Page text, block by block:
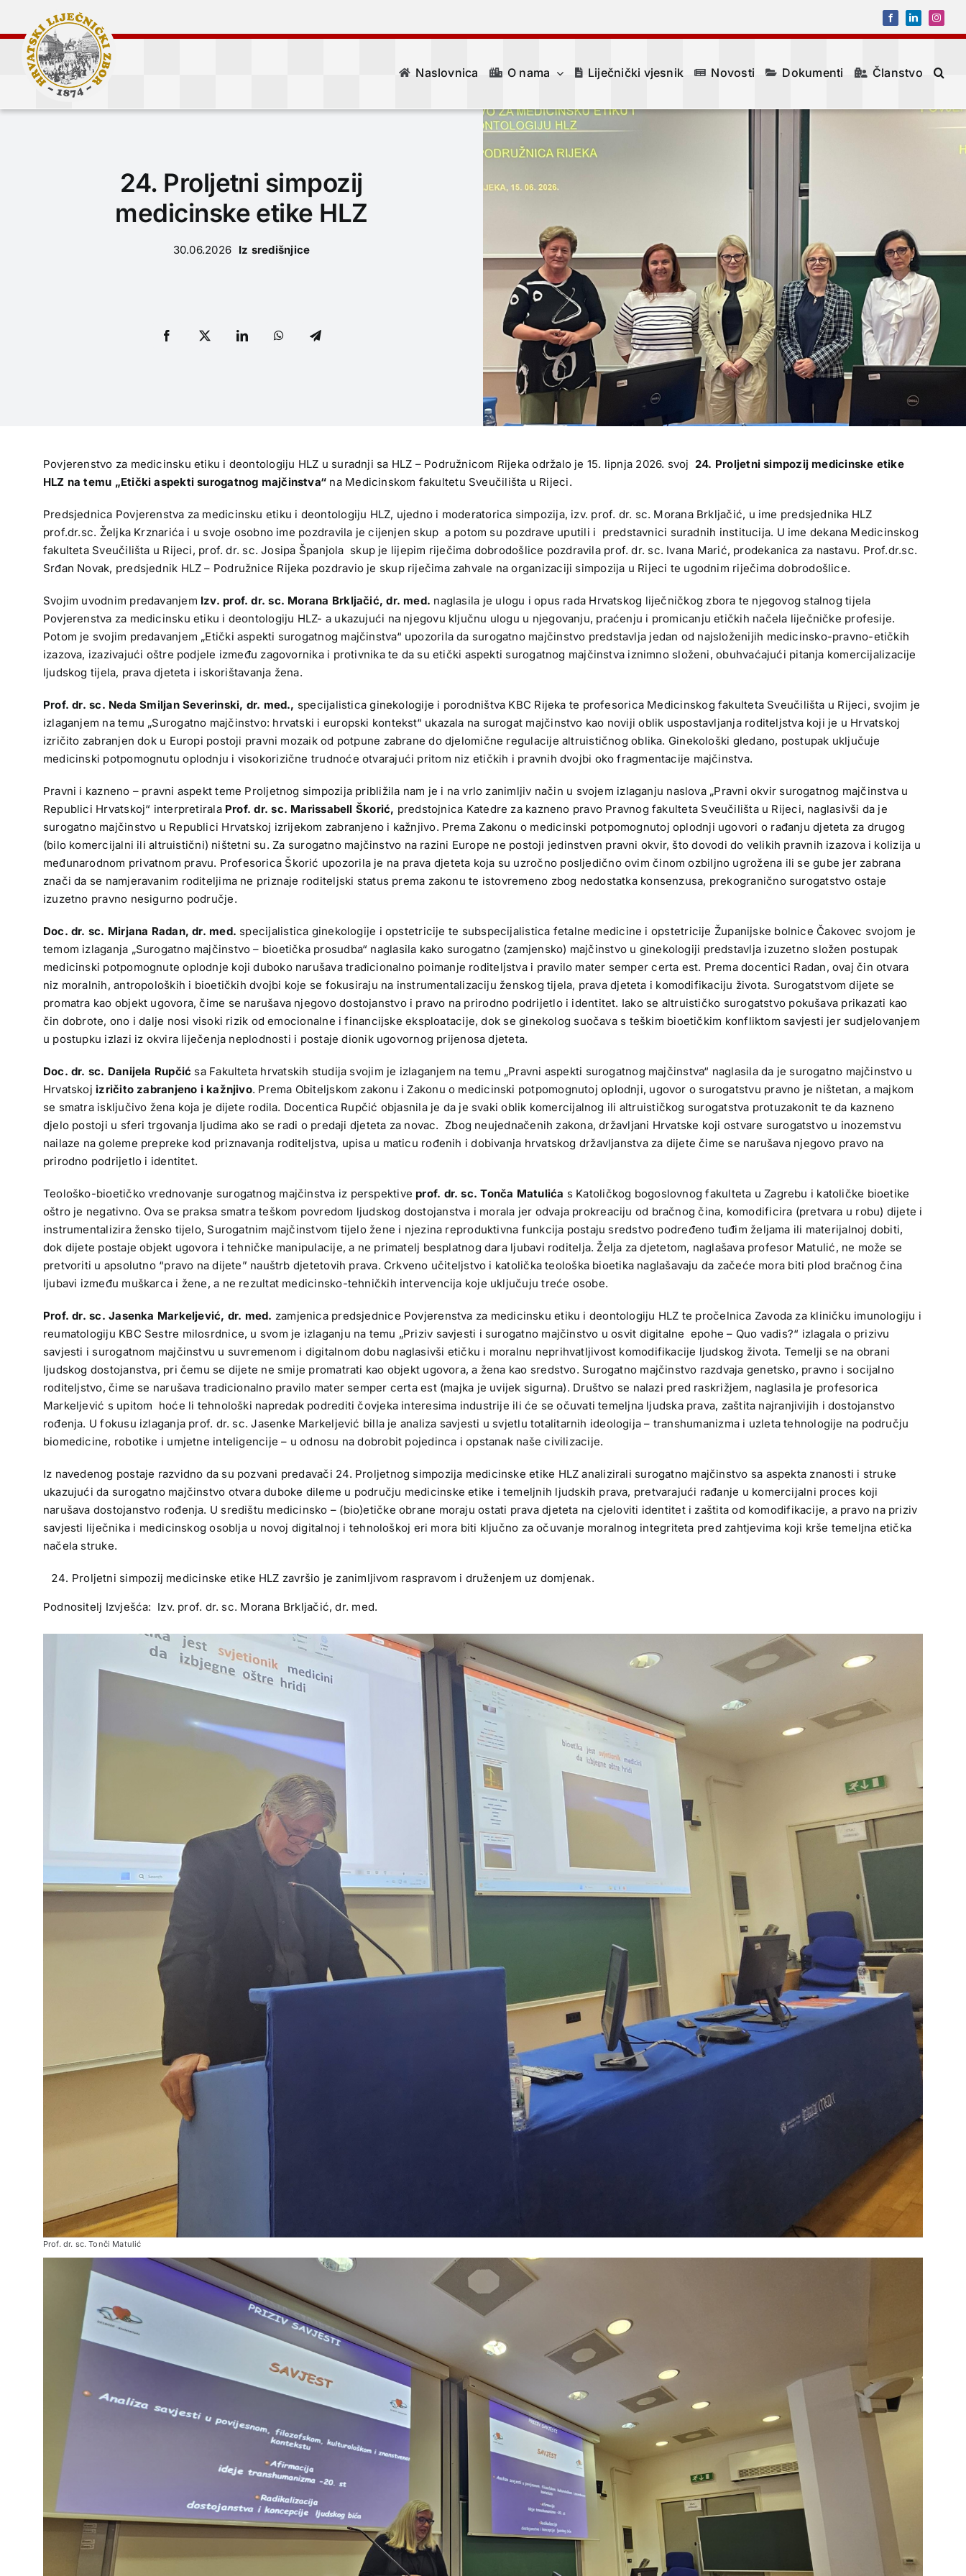
content
FacebookLinkedIn
Naslovnica O nama Liječnički vjesnik Novosti Dokumenti Članstvo
24. Proljetni simpozij
medicinske etike HLZ
30.06.2026 Iz središnjice
Povjerenstvo za medicinsku etiku i deontologiju HLZ u suradnji sa HLZ – Podružnicom Rijeka održalo je 15. lipnja 2026. svoj 24. Proljetni simpozij medicinske etike
HLZ na temu „Etički aspekti surogatnog majčinstva“ na Medicinskom fakultetu Sveučilišta u Rijeci.
Predsjednica Povjerenstva za medicinsku etiku i deontologiju HLZ, ujedno i moderatorica simpozija, izv. prof. dr. sc. Morana Brkljačić, u ime predsjednika HLZ
prof.dr.sc. Željka Krznarića i u svoje osobno ime pozdravila je cijenjen skup a potom su pozdrave uputili i predstavnici suradnih institucija. U ime dekana Medicinskog
fakulteta Sveučilišta u Rijeci, prof. dr. sc. Josipa Španjola skup je lijepim riječima dobrodošlice pozdravila prof. dr. sc. Ivana Marić, prodekanica za nastavu. Prof.dr.sc.
Srđan Novak, predsjednik HLZ – Podružnice Rijeka pozdravio je skup riječima zahvale na organizaciji simpozija u Rijeci te ugodnim riječima dobrodošlice.
Svojim uvodnim predavanjem Izv. prof. dr. sc. Morana Brkljačić, dr. med. naglasila je ulogu i opus rada Hrvatskog liječničkog zbora te njegovog stalnog tijela
Povjerenstva za medicinsku etiku i deontologiju HLZ- a ukazujući na njegovu ključnu ulogu u njegovanju, praćenju i promicanju etičkih načela liječničke profesije.
Potom je svojim predavanjem „Etički aspekti surogatnog majčinstva“ upozorila da surogatno majčinstvo predstavlja jedan od najsloženijih medicinsko-pravno-etičkih
izazova, izazivajući oštre podjele između zagovornika i protivnika te da su etički aspekti surogatnog majčinstva iznimno složeni, obuhvaćajući pitanja komercijalizacije
ljudskog tijela, prava djeteta i iskorištavanja žena.
Prof. dr. sc. Neda Smiljan Severinski, dr. med., specijalistica ginekologije i porodništva KBC Rijeka te profesorica Medicinskog fakulteta Sveučilišta u Rijeci, svojim je
izlaganjem na temu „Surogatno majčinstvo: hrvatski i europski kontekst“ ukazala na surogat majčinstvo kao noviji oblik uspostavljanja roditeljstva koji je u Hrvatskoj
izričito zabranjen dok u Europi postoji pravni mozaik od potpune zabrane do djelomične regulacije altruističnog oblika. Ginekološki gledano, postupak uključuje
medicinski potpomognutu oplodnju i visokorizične trudnoće otvarajući pritom niz etičkih i pravnih dvojbi oko fragmentacije majčinstva.
Pravni i kazneno – pravni aspekt teme Proljetnog simpozija približila nam je i na vrlo zanimljiv način u svojem izlaganju naslova „Pravni okvir surogatnog majčinstva u
Republici Hrvatskoj“ interpretirala Prof. dr. sc. Marissabell Škorić, predstojnica Katedre za kazneno pravo Pravnog fakulteta Sveučilišta u Rijeci, naglasivši da je
surogatno majčinstvo u Republici Hrvatskoj izrijekom zabranjeno i kažnjivo. Prema Zakonu o medicinski potpomognutoj oplodnji ugovori o rađanju djeteta za drugog
(bilo komercijalni ili altruistični) ništetni su. Za surogatno majčinstvo na razini Europe ne postoji jedinstven pravni okvir, što dovodi do velikih pravnih izazova i kolizija u
međunarodnom privatnom pravu. Profesorica Škorić upozorila je na prava djeteta koja su uzročno posljedično ovim činom ozbiljno ugrožena ili se gube jer zabrana
znači da se namjeravanim roditeljima ne priznaje roditeljski status prema zakonu te istovremeno zbog nedostatka konsenzusa, prekogranično surogatstvo ostaje
izuzetno pravno nesigurno područje.
Doc. dr. sc. Mirjana Radan, dr. med. specijalistica ginekologije i opstetricije te subspecijalistica fetalne medicine i opstetricije Županijske bolnice Čakovec svojom je
temom izlaganja „Surogatno majčinstvo – bioetička prosudba“ naglasila kako surogatno (zamjensko) majčinstvo u ginekologiji predstavlja izuzetno složen postupak
medicinski potpomognute oplodnje koji duboko narušava tradicionalno poimanje roditeljstva i pravilo mater semper certa est. Prema docentici Radan, ovaj čin otvara
niz moralnih, antropoloških i bioetičkih dvojbi koje se fokusiraju na instrumentalizaciju ženskog tijela, prava djeteta i komodifikaciju života. Surogatstvom dijete se
promatra kao objekt ugovora, čime se narušava njegovo dostojanstvo i pravo na prirodno podrijetlo i identitet. Iako se altruističko surogatstvo pokušava prikazati kao
čin dobrote, ono i dalje nosi visoki rizik od emocionalne i financijske eksploatacije, dok se ginekolog suočava s teškim bioetičkim konfliktom savjesti jer sudjelovanjem
u postupku izlazi iz okvira liječenja neplodnosti i postaje dionik ugovornog prijenosa djeteta.
Doc. dr. sc. Danijela Rupčić sa Fakulteta hrvatskih studija svojim je izlaganjem na temu „Pravni aspekti surogatnog majčinstva“ naglasila da je surogatno majčinstvo u
Hrvatskojizričito zabranjeno i kažnjivo. Prema Obiteljskom zakonu i Zakonu o medicinski potpomognutoj oplodnji, ugovor o surogatstvu pravno je ništetan, a majkom
se smatra isključivo žena koja je dijete rodila. Docentica Rupčić objasnila je da je svaki oblik komercijalnog ili altruističkog surogatstva protuzakonit te da kazneno
djelo postoji u sferi trgovanja ljudima ako se radi o predaji djeteta za novac. Zbog neujednačenih zakona, državljani Hrvatske koji ostvare surogatstvo u inozemstvu
nailaze na goleme prepreke kod priznavanja roditeljstva, upisa u maticu rođenih i dobivanja hrvatskog državljanstva za dijete čime se narušava njegovo pravo na
prirodno podrijetlo i identitet.
Teološko-bioetičko vrednovanje surogatnog majčinstva iz perspektive prof. dr. sc. Tonča Matulića s Katoličkog bogoslovnog fakulteta u Zagrebu i katoličke bioetike
oštro je negativno. Ova se praksa smatra teškom povredom ljudskog dostojanstva i morala jer odvaja prokreaciju od bračnog čina, komodificira (pretvara u robu) dijete i
instrumentalizira žensko tijelo, Surogatnim majčinstvom tijelo žene i njezina reproduktivna funkcija postaju sredstvo podređeno tuđim željama ili materijalnoj dobiti,
dok dijete postaje objekt ugovora i tehničke manipulacije, a ne primatelj besplatnog dara ljubavi roditelja. Želja za djetetom, naglašava profesor Matulić, ne može se
pretvoriti u apsolutno “pravo na dijete” nauštrb djetetovih prava. Crkveno učiteljstvo i katolička teološka bioetika naglašavaju da začeće mora biti plod bračnog čina
ljubavi između muškarca i žene, a ne rezultat medicinsko-tehničkih intervencija koje uključuju treće osobe.
Prof. dr. sc. Jasenka Markeljević, dr. med. zamjenica predsjednice Povjerenstva za medicinsku etiku i deontologiju HLZ te pročelnica Zavoda za kliničku imunologiju i
reumatologiju KBC Sestre milosrdnice, u svom je izlaganju na temu „Priziv savjesti i surogatno majčinstvo u osvit digitalne epohe – Quo vadis?“ izlagala o prizivu
savjesti i surogatnom majčinstvu u suvremenom i digitalnom dobu naglasivši etičku i moralnu neprihvatljivost komodifikacije ljudskog života. Temelji se na obrani
ljudskog dostojanstva, pri čemu se dijete ne smije promatrati kao objekt ugovora, a žena kao sredstvo. Surogatno majčinstvo razdvaja genetsko, pravno i socijalno
roditeljstvo, čime se narušava tradicionalno pravilo mater semper certa est (majka je uvijek sigurna). Društvo se nalazi pred raskrižjem, naglasila je profesorica
Markeljević s upitom hoće li tehnološki napredak podrediti čovjeka interesima industrije ili će se očuvati temeljna ljudska prava, zaštita najranjivijih i dostojanstvo
rođenja. U fokusu izlaganja prof. dr. sc. Jasenke Markeljević billa je analiza savjesti u svjetlu totalitarnih ideologija – transhumanizma i uzleta tehnologije na području
biomedicine, robotike i umjetne inteligencije – u odnosu na dobrobit pojedinca i opstanak naše civilizacije.
Iz navedenog postaje razvidno da su pozvani predavači 24. Proljetnog simpozija medicinske etike HLZ analizirali surogatno majčinstvo sa aspekta znanosti i struke
ukazujući da surogatno majčinstvo otvara duboke dileme u području medicinske etike i temeljnih ljudskih prava, pretvarajući rađanje u komercijalni proces koji
narušava dostojanstvo rođenja. U središtu medicinsko – (bio)etičke obrane moraju ostati prava djeteta na cjeloviti identitet i zaštita od komodifikacije, a pravo na priziv
savjesti liječnika i medicinskog osoblja u novoj digitalnoj i tehnološkoj eri mora biti ključno za očuvanje moralnog integriteta pred zahtjevima koji krše temeljna etička
načela struke.
Proljetni simpozij medicinske etike HLZ završio je zanimljivom raspravom i druženjem uz domjenak.
Podnositelj Izvješća: Izv. prof. dr. sc. Morana Brkljačić, dr. med.
Prof. dr. sc. Tonči Matulić